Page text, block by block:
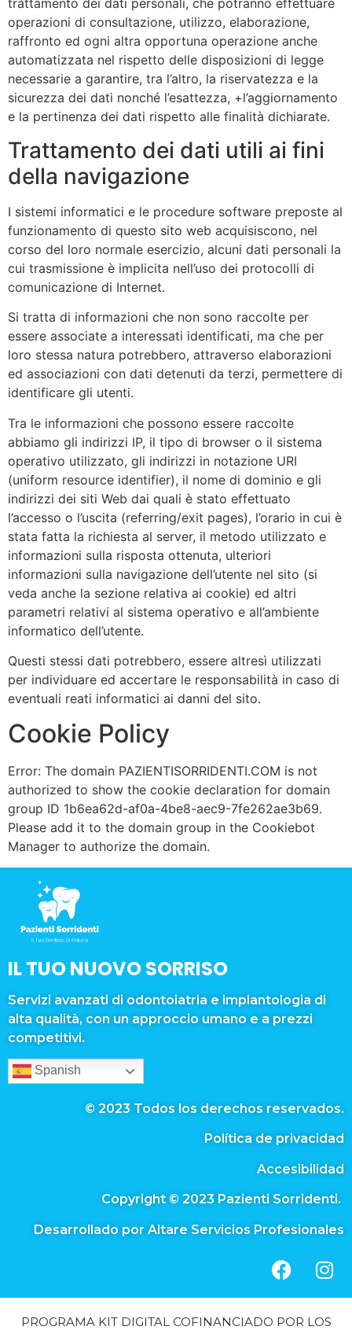
trattamento dei dati personali, che potranno effettuare
operazioni di consultazione, utilizzo, elaborazione,
raffronto ed ogni altra opportuna operazione anche
automatizzata nel rispetto delle disposizioni di legge
necessarie a garantire, tra l’altro, la riservatezza e la
sicurezza dei dati nonché l’esattezza, +l’aggiornamento
e la pertinenza dei dati rispetto alle finalità dichiarate.
Trattamento dei dati utili ai fini
della navigazione
I sistemi informatici e le procedure software preposte al
funzionamento di questo sito web acquisiscono, nel
corso del loro normale esercizio, alcuni dati personali la
cui trasmissione è implicita nell’uso dei protocolli di
comunicazione di Internet.
Si tratta di informazioni che non sono raccolte per
essere associate a interessati identificati, ma che per
loro stessa natura potrebbero, attraverso elaborazioni
ed associazioni con dati detenuti da terzi, permettere di
identificare gli utenti.
Tra le informazioni che possono essere raccolte
abbiamo gli indirizzi IP, il tipo di browser o il sistema
operativo utilizzato, gli indirizzi in notazione URI
(uniform resource identifier), il nome di dominio e gli
indirizzi dei siti Web dai quali è stato effettuato
l’accesso o l’uscita (referring/exit pages), l’orario in cui è
stata fatta la richiesta al server, il metodo utilizzato e
informazioni sulla risposta ottenuta, ulteriori
informazioni sulla navigazione dell’utente nel sito (si
veda anche la sezione relativa ai cookie) ed altri
parametri relativi al sistema operativo e all’ambiente
informatico dell’utente.
Questi stessi dati potrebbero, essere altresì utilizzati
per individuare ed accertare le responsabilità in caso di
eventuali reati informatici ai danni del sito.
Cookie Policy
Error: The domain PAZIENTISORRIDENTI.COM is not
authorized to show the cookie declaration for domain
group ID 1b6ea62d-af0a-4be8-aec9-7fe262ae3b69.
Please add it to the domain group in the Cookiebot
Manager to authorize the domain.
IL TUO NUOVO SORRISO
Servizi avanzati di odontoiatria e implantologia di
alta qualità, con un approccio umano e a prezzi
competitivi.
Spanish
© 2023 Todos los derechos reservados.
Política de privacidad
Accesibilidad
Copyright © 2023 Pazienti Sorridenti.
Desarrollado por Altare Servicios Profesionales
PROGRAMA KIT DIGITAL COFINANCIADO POR LOS